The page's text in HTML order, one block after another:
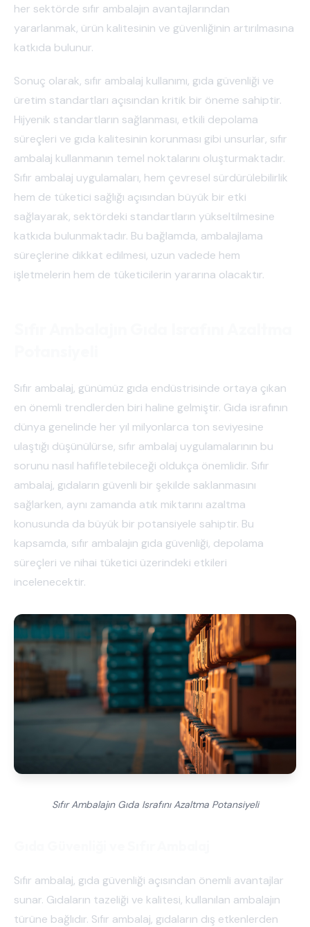
her sektörde sıfır ambalajın avantajlarından
yararlanmak, ürün kalitesinin ve güvenliğinin artırılmasına
katkıda bulunur.
Sonuç olarak, sıfır ambalaj kullanımı, gıda güvenliği ve
üretim standartları açısından kritik bir öneme sahiptir.
Hijyenik standartların sağlanması, etkili depolama
süreçleri ve gıda kalitesinin korunması gibi unsurlar, sıfır
ambalaj kullanmanın temel noktalarını oluşturmaktadır.
Sıfır ambalaj uygulamaları, hem çevresel sürdürülebilirlik
hem de tüketici sağlığı açısından büyük bir etki
sağlayarak, sektördeki standartların yükseltilmesine
katkıda bulunmaktadır. Bu bağlamda, ambalajlama
süreçlerine dikkat edilmesi, uzun vadede hem
işletmelerin hem de tüketicilerin yararına olacaktır.
Sıfır ambalaj, günümüz gıda endüstrisinde ortaya çıkan
en önemli trendlerden biri haline gelmiştir. Gıda israfının
dünya genelinde her yıl milyonlarca ton seviyesine
ulaştığı düşünülürse, sıfır ambalaj uygulamalarının bu
sorunu nasıl hafifletebileceği oldukça önemlidir. Sıfır
ambalaj, gıdaların güvenli bir şekilde saklanmasını
sağlarken, aynı zamanda atık miktarını azaltma
konusunda da büyük bir potansiyele sahiptir. Bu
kapsamda, sıfır ambalajın gıda güvenliği, depolama
süreçleri ve nihai tüketici üzerindeki etkileri
incelenecektir.
Sıfır Ambalajın Gıda Israfını Azaltma Potansiyeli
Sıfır ambalaj, gıda güvenliği açısından önemli avantajlar
sunar. Gıdaların tazeliği ve kalitesi, kullanılan ambalajın
türüne bağlıdır. Sıfır ambalaj, gıdaların dış etkenlerden